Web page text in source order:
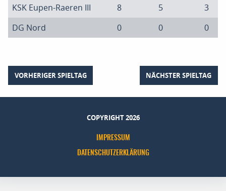
KSK Eupen-Raeren III
8 5
3
DG Nord
0 0 0
VORHERIGER SPIELTAG NÄCHSTER SPIELTAG
COPYRIGHT 2026
IMPRESSUM
DATENSCHUTZERKLÄRUNG